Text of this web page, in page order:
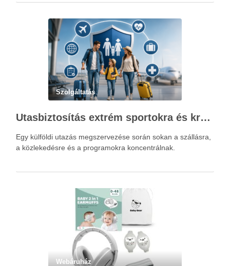
Szolgáltatás
Utasbiztosítás extrém sportokra és krónikus betegségek esetén: mire figyelj utazás előtt?
Egy külföldi utazás megszervezése során sokan a szállásra,
a közlekedésre és a programokra koncentrálnak.
Webáruház